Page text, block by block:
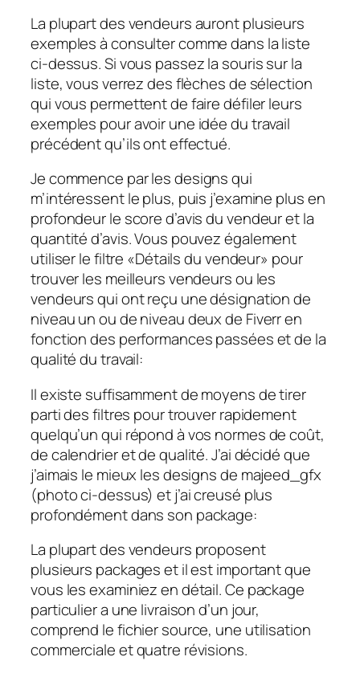
La plupart des vendeurs auront plusieurs
exemples à consulter comme dans la liste
ci-dessus. Si vous passez la souris sur la
liste, vous verrez des flèches de sélection
qui vous permettent de faire défiler leurs
exemples pour avoir une idée du travail
précédent qu’ils ont effectué.
Je commence par les designs qui
m’intéressent le plus, puis j’examine plus en
profondeur le score d’avis du vendeur et la
quantité d’avis. Vous pouvez également
utiliser le filtre «Détails du vendeur» pour
trouver les meilleurs vendeurs ou les
vendeurs qui ont reçu une désignation de
niveau un ou de niveau deux de Fiverr en
fonction des performances passées et de la
qualité du travail:
Il existe suffisamment de moyens de tirer
parti des filtres pour trouver rapidement
quelqu’un qui répond à vos normes de coût,
de calendrier et de qualité. J’ai décidé que
j’aimais le mieux les designs de majeed_gfx
(photo ci-dessus) et j’ai creusé plus
profondément dans son package:
La plupart des vendeurs proposent
plusieurs packages et il est important que
vous les examiniez en détail. Ce package
particulier a une livraison d’un jour,
comprend le fichier source, une utilisation
commerciale et quatre révisions.